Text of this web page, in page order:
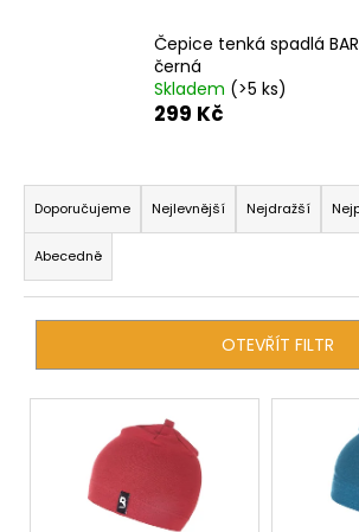
Čepice tenká spadlá
černá
Skladem (>5 ks)
299 Kč
Ř
a
z
e
n
p
r
Doporučujeme Nejlevnější Nejdražší
Abecedně
OTEVŘÍT FILTR
V
D
o